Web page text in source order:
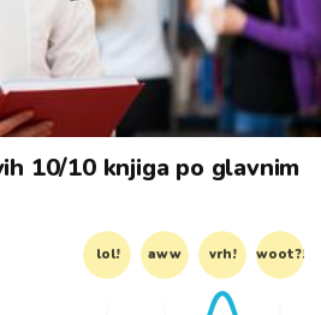
10/10 knjiga po glavnim
lol! aww vrh! woot?!